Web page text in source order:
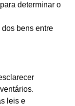
determinar o
bens entre
leis e